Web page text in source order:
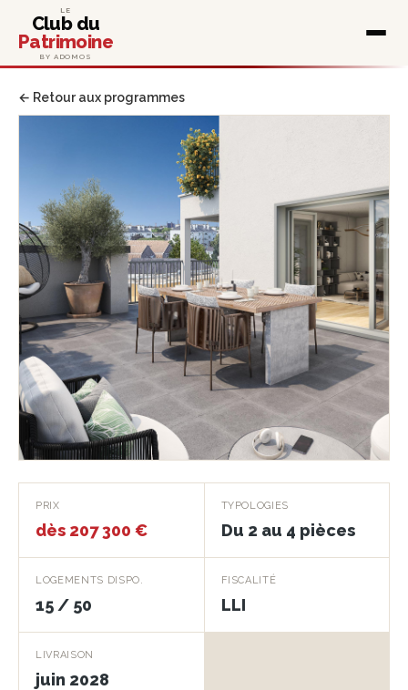
LE
Club du
Patrimoine
BY ADOMOS
← Retour aux programmes
Villa Camilla
NANTES · 44300
PRIX
dès 207 300 €
TYPOLOGIES
Du 2 au 4 pièces
LOGEMENTS DISPO.
15 / 50
FISCALITÉ
LLI
LIVRAISON
juin 2028